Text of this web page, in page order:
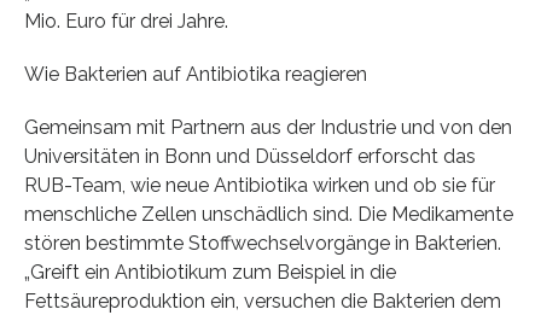
Mio. Euro für drei Jahre.
Wie Bakterien auf Antibiotika reagieren
Gemeinsam mit Partnern aus der Industrie und von den
Universitäten in Bonn und Düsseldorf erforscht das
RUB-Team, wie neue Antibiotika wirken und ob sie für
menschliche Zellen unschädlich sind. Die Medikamente
stören bestimmte Stoffwechselvorgänge in Bakterien.
„Greift ein Antibiotikum zum Beispiel in die
Fettsäureproduktion ein, versuchen die Bakterien dem